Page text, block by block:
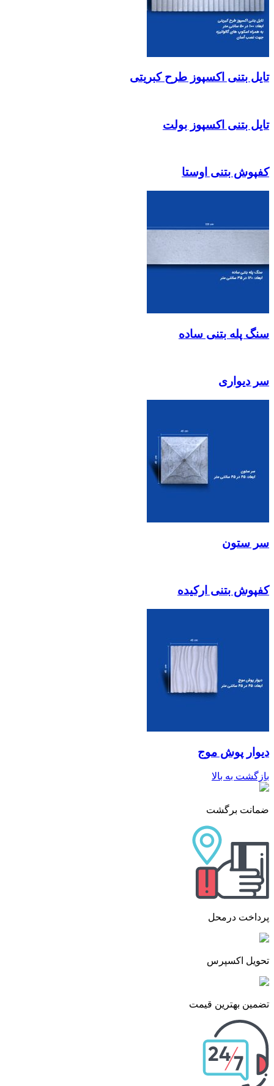
تایل بتنی اکسپوز طرح کبریتی
تایل بتنی اکسپوز بولت
کفپوش بتنی اوستا
سنگ پله بتنی ساده
سر دیواری
سر ستون
کفپوش بتنی ارکیده
دیوار پوش موج
بازگشت به بالا
ضمانت برگشت
پرداخت درمحل
تحویل اکسپرس
تضمین بهترین قیمت